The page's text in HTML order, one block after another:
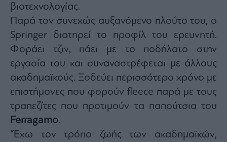
By
submitting
your
email,
agree
our
and
Privacy
Notice.
You
opt
βιοτεχνολογίας.
Παρά τον συνεχώς αυξανόμενο πλούτο του, ο
Springer διατηρεί το προφίλ του ερευνητή.
Φοράει τζιν, πάει με το ποδήλατο στην
εργασία του και συναναστρέφεται με άλλους
ακαδημαϊκούς. Ξοδεύει περισσότερο χρόνο με
επιστήμονες που φορούν fleece παρά με τους
τραπεζίτες που προτιμούν τα παπούτσια του
Ferragamo.
“Έχω τον τρόπο ζωής των ακαδημαϊκών,